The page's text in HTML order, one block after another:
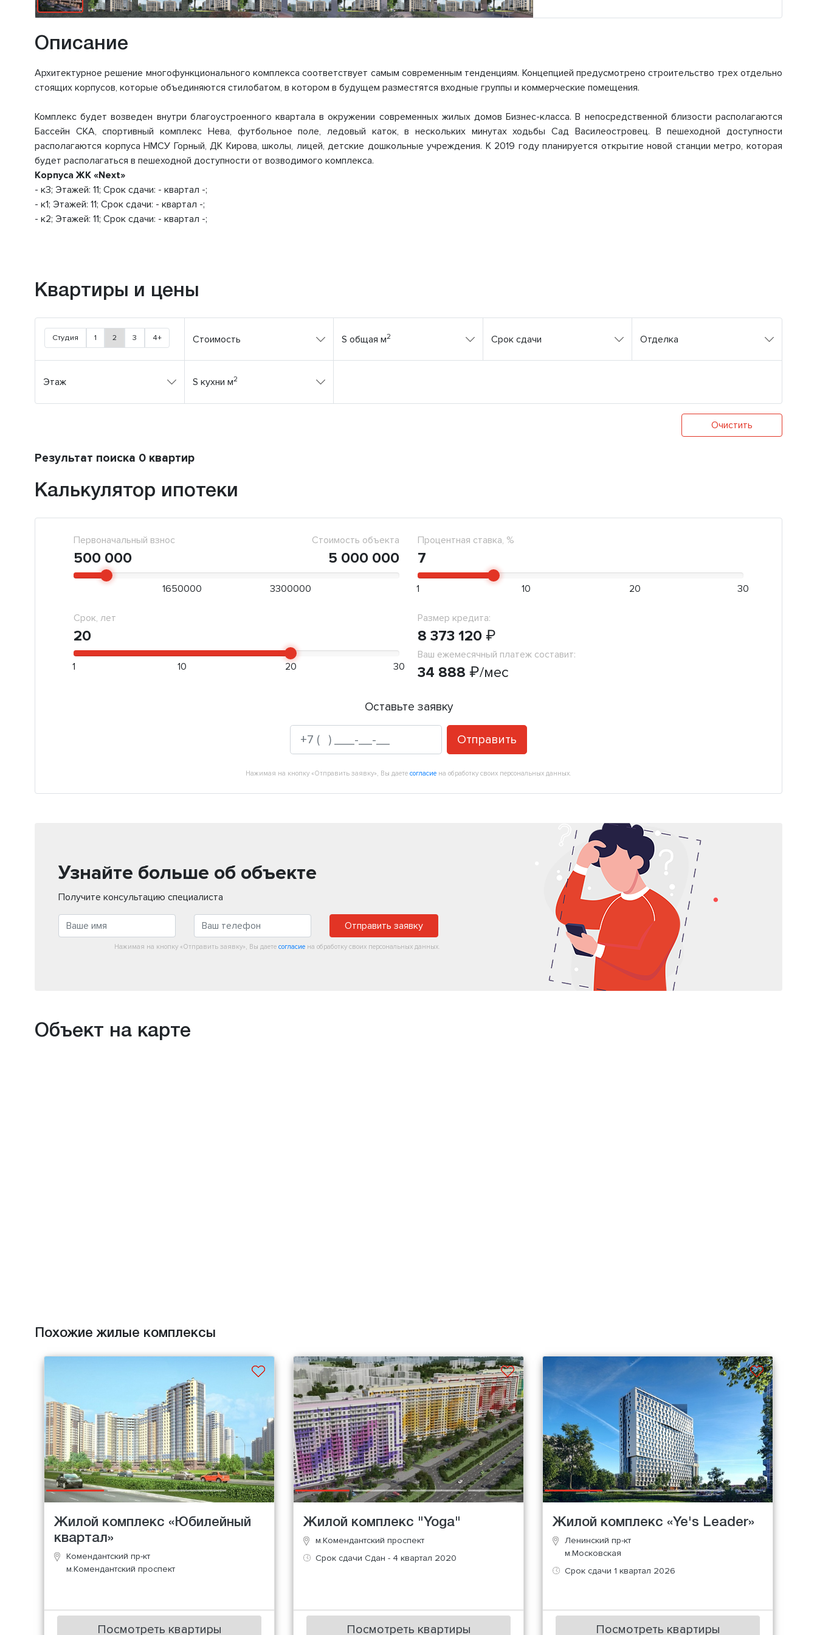
Описание
Архитектурное решение многофункционального комплекса соответствует самым современным тенденциям. Концепцией предусмотрено строительство трех отдельно
стоящих корпусов, которые объединяются стилобатом, в котором в будущем разместятся входные группы и коммерческие помещения.
Комплекс будет возведен внутри благоустроенного квартала в окружении современных жилых домов Бизнес-класса. В непосредственной близости располагаются
Бассейн СКА, спортивный комплекс Нева, футбольное поле, ледовый каток, в нескольких минутах ходьбы Сад Василеостровец. В пешеходной доступности
располагаются корпуса НМСУ Горный, ДК Кирова, школы, лицей, детские дошкольные учреждения. К 2019 году планируется открытие новой станции метро, которая
будет располагаться в пешеходной доступности от возводимого комплекса.
Корпуса ЖК «Next»
- к3; Этажей: 11; Срок сдачи: - квартал -;
- к1; Этажей: 11; Срок сдачи: - квартал -;
- к2; Этажей: 11; Срок сдачи: - квартал -;
Квартиры и цены
Студия 1 2 3 4+ Стоимость S общая м2 Срок сдачи Отделка
Этаж S кухни м2
Очистить
Результат поиска 0 квартир
Калькулятор ипотеки
Первоначальный взнос
500 000
Стоимость объекта
5 000 000
1650000 3300000
Процентная ставка, %
7
1 10 20 30
Срок, лет
20
1 10 20 30
Размер кредита:
8 373 120 ₽
Ваш ежемесячный платеж составит:
34 888 ₽/мес
Оставьте заявку
Отправить
Нажимая на кнопку «Отправить заявку», Вы даете согласие на обработку своих персональных данных.
Узнайте больше об объекте
Получите консультацию специалиста
Отправить заявку
Нажимая на кнопку «Отправить заявку», Вы даете согласиена обработку своих персональных данных.
Объект на карте
Похожие жилые комплексы
Жилой комплекс «Юбилейный
квартал»
Комендантский пр-кт
м.Комендантский проспект
Посмотреть квартиры
Жилой комплекс "Yoga"
м.Комендантский проспект
Срок сдачи Сдан - 4 квартал 2020
Посмотреть квартиры
Жилой комплекс «Ye's Leader»
Ленинский пр-кт
м.Московская
Срок сдачи 1 квартал 2026
Посмотреть квартиры